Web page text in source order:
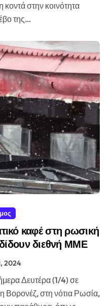
στην κοινότητα
της…
καφέ στη ρωσική
διεθνή ΜΜΕ
2024
Βορονέζ, στη νότια Ρωσία,